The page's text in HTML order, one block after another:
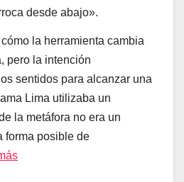
desde abajo».
la herramienta cambia
pero la intención
sentidos para alcanzar una
Lima utilizaba un
la metáfora no era un
forma posible de